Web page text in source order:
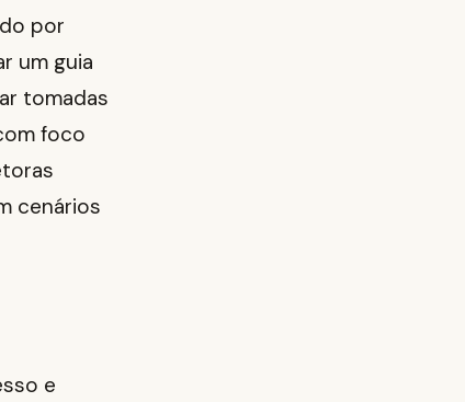
por
um guia
tomadas
foco
cenários
e